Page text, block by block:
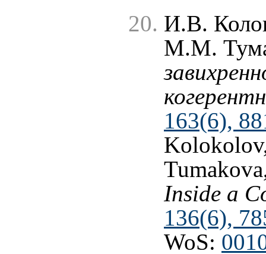
И.В.
М.М.
163(6),
Inside a
136(6),
WoS: